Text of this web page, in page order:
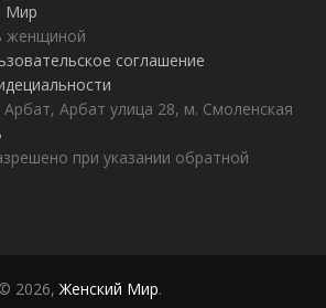
Мир
женщиной
соглашение
Арбат улица 28, м. Смоленская
при указании обратной
© 2026,Женский Мир.